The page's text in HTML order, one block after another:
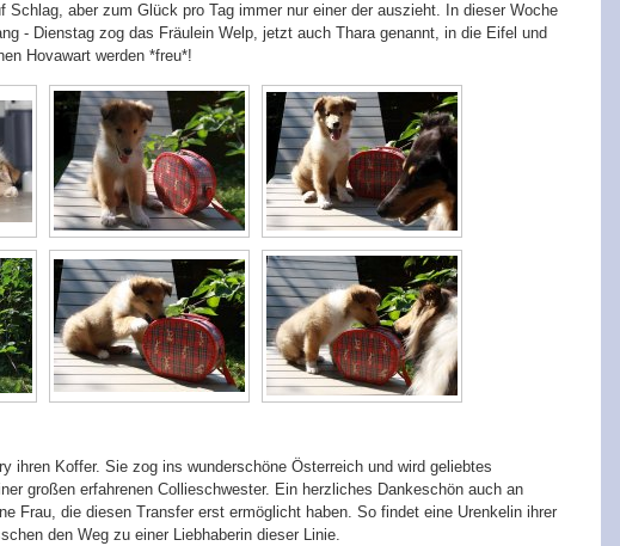
Schlag, aber zum Glück pro Tag immer nur einer der auszieht. In dieser Woche
- Dienstag zog das Fräulein Welp, jetzt auch Thara genannt, in die Eifel und
Hovawart werden *freu*!
ihren Koffer. Sie zog ins wunderschöne Österreich und wird geliebtes
großen erfahrenen Collieschwester. Ein herzliches Dankeschön auch an
Frau, die diesen Transfer erst ermöglicht haben. So findet eine Urenkelin ihrer
den Weg zu einer Liebhaberin dieser Linie.